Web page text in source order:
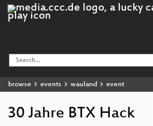
browse events wauland event
30 Jahre BTX Hack